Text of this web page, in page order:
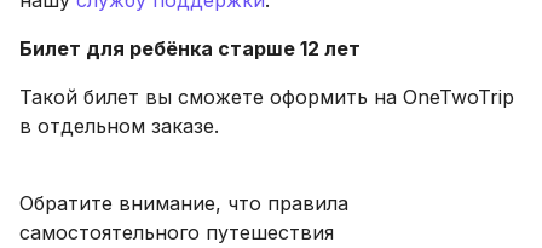
Билет для ребёнка старше 12 лет
Такой билет вы сможете оформить на OneTwoTrip
в отдельном заказе.
Обратите внимание, что правила
самостоятельного путешествия